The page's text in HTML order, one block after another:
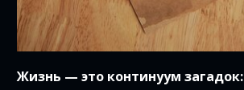
Жизнь — это континуум загадок: